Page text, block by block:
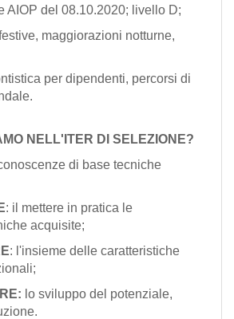
AIOP del 08.10.2020; livello D;
maggiorazioni notturne,
per dipendenti, percorsi di
NELL'ITER DI SELEZIONE?
di base tecniche
: il mettere in pratica le
acquisite;
: l'insieme delle caratteristiche
lo sviluppo del potenziale,